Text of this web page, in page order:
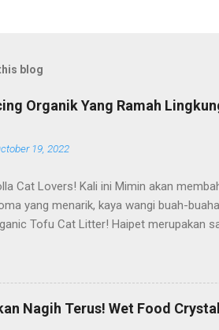
blog
Organik Yang Ramah
19, 2022
Cat Lovers! Kali ini Mimin akan
yang menarik, kaya wangi buah-
Tofu Cat Litter! Haipet merupakan
produk perlengkapan kucing,
Food, Cat Litter, Cat Sandbox/Cat Litter,
dikenal terlebih dahulu dari PT.
Sandbox/Cat Litter, Cat Tree, Snack,
Nagih Terus! Wet Food